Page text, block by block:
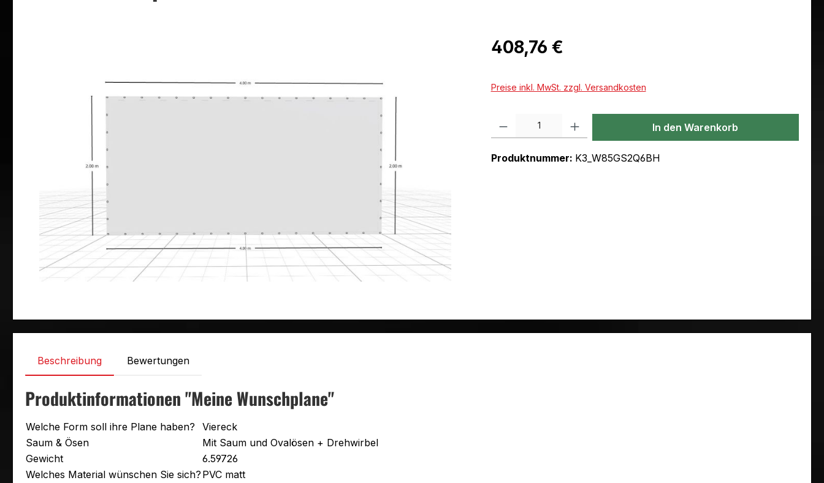
Regulärer Preis:
408,76 €
Preise inkl. MwSt. zzgl. Versandkosten
Produkt Anzahl: Gib den gewünschten Wert ein oder benutze die Schaltflächen
In den Warenkorb
Produktnummer: K3_W85GS2Q6BH
Beschreibung Bewertungen
Produktinformationen "Meine Wunschplane"
Welche Form soll ihre Plane haben?
Viereck
Saum & Ösen
Mit Saum und Ovalösen + Drehwirbel
Gewicht
6.59726
Welches Material wünschen Sie sich? PVC matt